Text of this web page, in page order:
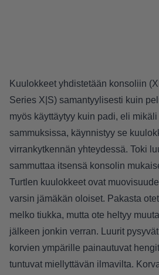
Kuulokkeet yhdistetään konsoliin
Series X|S) samantyylisesti kuin
myös käyttäytyy kuin padi, eli
sammuksissa, käynnistyy se
virrankytkennän yhteydessä. Toki
sammuttaa itsensä konsolin
Turtlen kuulokkeet ovat
varsin jämäkän oloiset. Pakasta
melko tiukka, mutta ote heltyy
jälkeen jonkin verran. Luurit
korvien ympärille painautuvat
tuntuvat miellyttävän ilmavilta.